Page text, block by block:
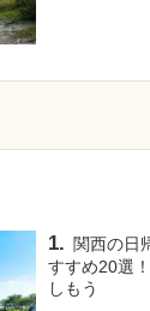
関西の日
すすめ20選
しもう